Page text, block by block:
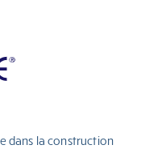
dans la construction